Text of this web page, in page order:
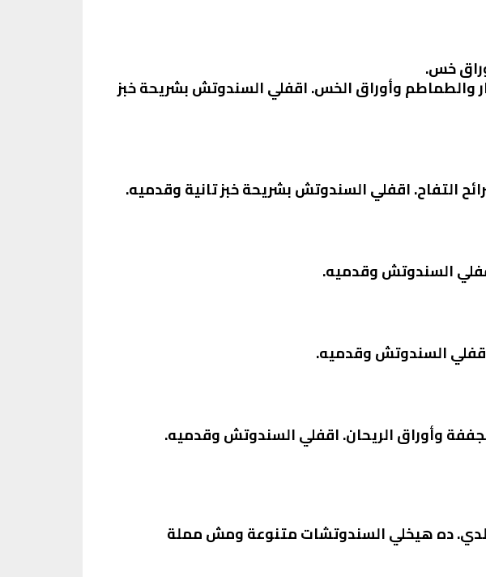
خس.
والطماطم وأوراق الخس. اقفلي السندوتش بشريحة خبز
التفاح. اقفلي السندوتش بشريحة خبز تانية وقدميه.
السندوتش وقدميه.
السندوتش وقدميه.
وأوراق الريحان. اقفلي السندوتش وقدميه.
البلدي. ده هيخلي السندوتشات متنوعة ومش مملة